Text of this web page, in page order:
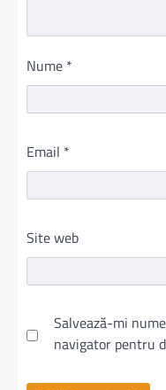
Nume *
Email *
Site web
Salvează-mi
navigator pentru